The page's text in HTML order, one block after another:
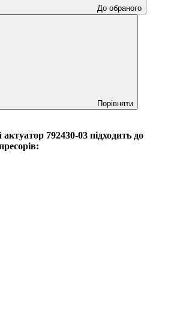
До обраного
Порівняти
792430-03 підходить до